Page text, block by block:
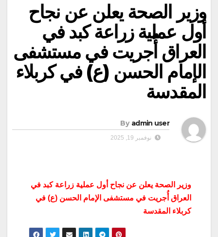
وزير الصحة يعلن عن نجاح
أول عملية زراعة كبد في
العراق أُجريت في مستشفى
الإمام الحسن (ع) في كربلاء
المقدسة
By admin user
نوفمبر 19, 2025
وزير الصحة يعلن عن نجاح أول عملية زراعة كبد في
العراق أُجريت في مستشفى الإمام الحسن (ع) في
كربلاء المقدسة